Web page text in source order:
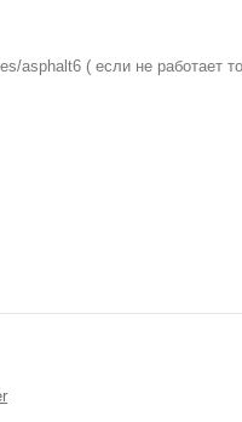
asphalt6 ( если не работает